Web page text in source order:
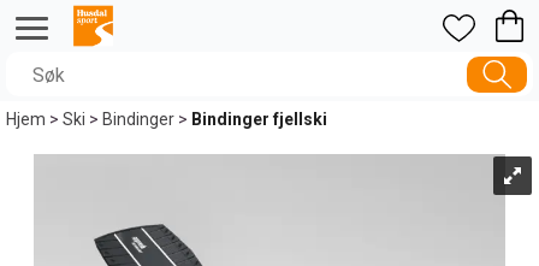
Hjem>Ski>Bindinger> Bindinger fjellski